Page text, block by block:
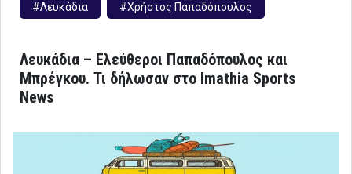
#Λευκάδια #Χρήστος Παπαδόπουλος
Λευκάδια – Ελεύθεροι Παπαδόπουλος και
Μπρέγκου. Τι δήλωσαν στο Imathia Sports
News